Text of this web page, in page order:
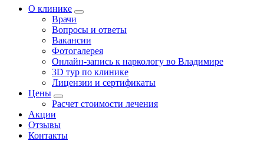
О клинике
Врачи
Вопросы и ответы
Вакансии
Фотогалерея
Онлайн-запись к наркологу во Владимире
3D тур по клинике
Лицензии и сертификаты
Цены
Расчет стоимости лечения
Акции
Отзывы
Контакты